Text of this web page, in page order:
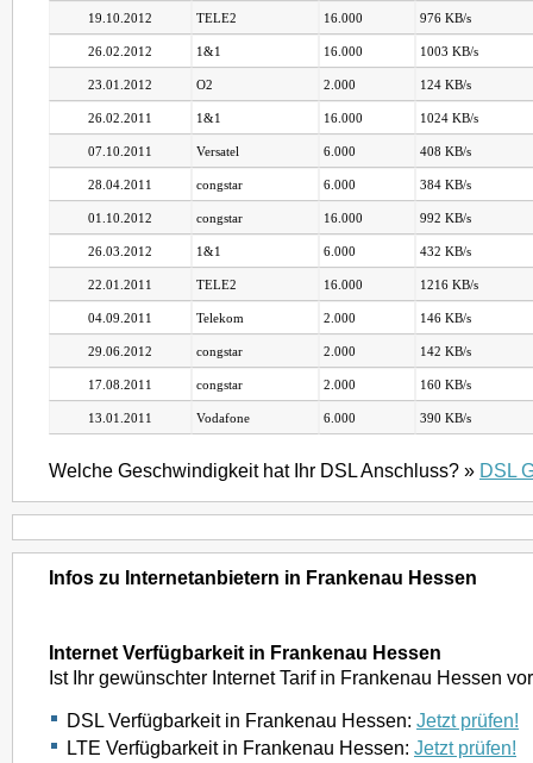
19.10.2012 TELE2 16.000 976 KB/s
26.02.2012 1&1 16.000 1003 KB/s
23.01.2012 O2 2.000 124 KB/s
26.02.2011 1&1 16.000 1024 KB/s
07.10.2011 Versatel 6.000 408 KB/s
28.04.2011 congstar 6.000 384 KB/s
01.10.2012 congstar 16.000 992 KB/s
26.03.2012 1&1 6.000 432 KB/s
22.01.2011 TELE2 16.000 1216 KB/s
04.09.2011 Telekom 2.000 146 KB/s
29.06.2012 congstar 2.000 142 KB/s
17.08.2011 congstar 2.000 160 KB/s
13.01.2011 Vodafone 6.000 390 KB/s
Welche Geschwindigkeit hat Ihr DSL Anschluss? » DSL
Infos zu Internetanbietern in Frankenau Hessen
Internet Verfügbarkeit in Frankenau Hessen
Ist Ihr gewünschter Internet Tarif in Frankenau Hessen
DSL Verfügbarkeit in Frankenau Hessen: Jetzt prüfen!
LTE Verfügbarkeit in Frankenau Hessen: Jetzt prüfen!